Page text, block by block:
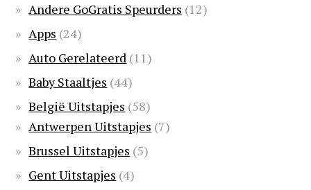
Andere GoGratis Speurders (12)
Apps (24)
Auto Gerelateerd (11)
Baby Staaltjes (44)
België Uitstapjes (58)
Antwerpen Uitstapjes (7)
Brussel Uitstapjes (5)
Gent Uitstapjes (4)